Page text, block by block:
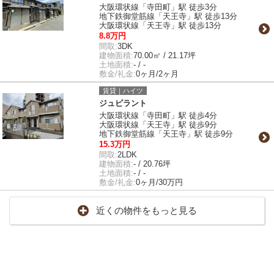
大阪環状線「寺田町」駅 徒歩3分
地下鉄御堂筋線「天王寺」駅 徒歩13分
大阪環状線「天王寺」駅 徒歩13分
8.8万円
間取:3DK
建物面積:70.00㎡ / 21.17坪
土地面積:- / -
敷金/礼金:0ヶ月/2ヶ月
賃貸｜ハイツ
ジュビラント
大阪環状線「寺田町」駅 徒歩4分
大阪環状線「天王寺」駅 徒歩9分
地下鉄御堂筋線「天王寺」駅 徒歩9分
15.3万円
間取:2LDK
建物面積:- / 20.76坪
土地面積:- / -
敷金/礼金:0ヶ月/30万円
近くの物件をもっと見る